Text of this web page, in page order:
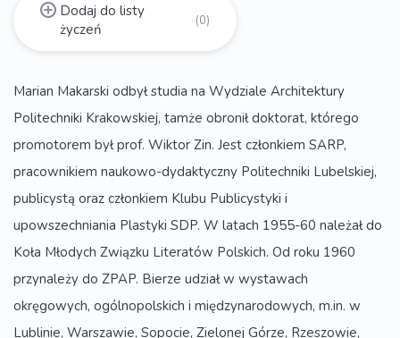
Dodaj do listy
życzeń
(0)
Marian Makarski odbył studia na Wydziale Architektury
Politechniki Krakowskiej, tamże obronił doktorat, którego
promotorem był prof. Wiktor Zin. Jest członkiem SARP,
pracownikiem naukowo-dydaktyczny Politechniki Lubelskiej,
publicystą oraz członkiem Klubu Publicystyki i
upowszechniania Plastyki SDP. W latach 1955-60 należał do
Koła Młodych Związku Literatów Polskich. Od roku 1960
przynależy do ZPAP. Bierze udział w wystawach
okręgowych, ogólnopolskich i międzynarodowych, m.in. w
Lublinie, Warszawie, Sopocie, Zielonej Górze, Rzeszowie,